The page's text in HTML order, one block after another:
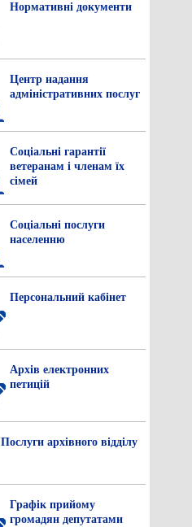
Нормативнi документи
Центр надання
адміністративних послуг
Соціальні гарантії
ветеранам і членам їх
сімей
Соціальні послуги
населенню
Персональний кабінет
Архів електронних
петицій
Послуги архівного відділу
Графік прийому
громадян депутатами